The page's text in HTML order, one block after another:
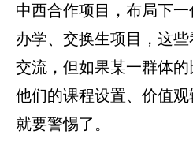
中西合作项目，布局下
办学、交换生项目，这
交流，但如果某一群体
他们的课程设置、价值
就要警惕了。